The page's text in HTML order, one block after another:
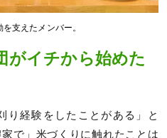
を支えたメンバー。
がイチから始めた
り経験をしたことがある」と
で」米づくりに触れたことは